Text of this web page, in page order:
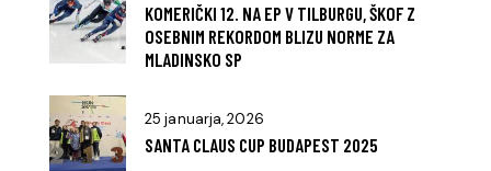
KOMERIČKI 12. NA EP V TILBURGU, ŠKOF Z
OSEBNIM REKORDOM BLIZU NORME ZA
MLADINSKO SP
25 januarja, 2026
SANTA CLAUS CUP BUDAPEST 2025